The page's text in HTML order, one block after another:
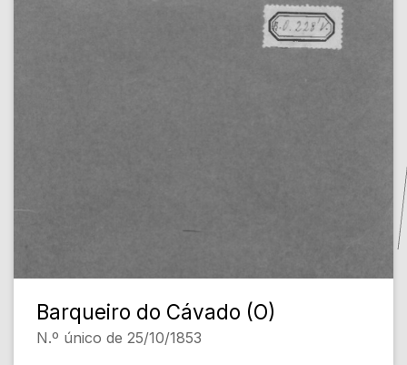
Barqueiro do Cávado (O)
N.º único de 25/10/1853